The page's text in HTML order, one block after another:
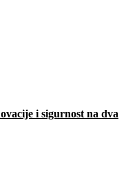
i sigurnost na dva